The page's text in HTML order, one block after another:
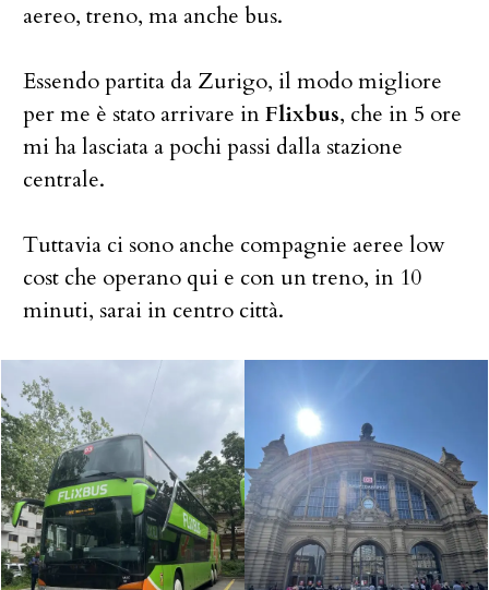
aereo, treno, ma anche bus.
Essendo partita da Zurigo, il modo migliore
per me è stato arrivare inFlixbus, che in 5 ore
mi ha lasciata a pochi passi dalla stazione
centrale.
Tuttavia ci sono anche compagnie aeree low
cost che operano qui e con un treno, in 10
minuti, sarai in centro città.